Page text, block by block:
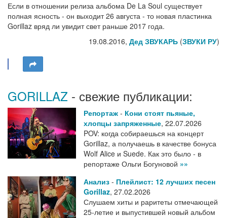
Если в отношении релиза альбома De La Soul существует
полная ясность - он выходит 26 августа - то новая пластинка
Gorillaz вряд ли увидит свет раньше 2017 года.
19.08.2016, Дед ЗВУКАРЬ (ЗВУКИ РУ)
GORILLAZ - свежие публикации:
Репортаж - Кони стоят пьяные,
хлопцы запряженные, 22.07.2026
POV: когда собираешься на концерт
Gorillaz, а получаешь в качестве бонуса
Wolf Alice и Suede. Как это было - в
репортаже Ольги Богуновой »»
Анализ - Плейлист: 12 лучших песен
Gorillaz, 27.02.2026
Слушаем хиты и раритеты отмечающей
25-летие и выпустившей новый альбом